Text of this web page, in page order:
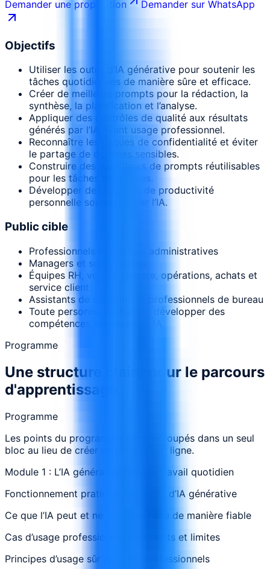
Demander une proposition Demander sur WhatsApp
Objectifs
Utiliser les outils d’IA générative pour soutenir les
tâches quotidiennes de manière sûre et efficace.
Créer de meilleurs prompts pour la rédaction, la
synthèse, la planification et l’analyse.
Appliquer des contrôles de qualité aux résultats
générés par l’IA avant usage professionnel.
Reconnaître les risques de confidentialité et éviter
le partage de données sensibles.
Construire des workflows de prompts réutilisables
pour les tâches fréquentes.
Développer des routines de productivité
personnelle soutenues par l’IA.
Public cible
Professionnels et équipes administratives
Managers et superviseurs
Équipes RH, ventes, finance, opérations, achats et
service client
Assistants de direction et professionnels de bureau
Toute personne souhaitant développer des
compétences pratiques en IA
Programme
Une structure claire pour le parcours
d'apprentissage.
Programme
Les points du programme sont regroupés dans un seul
bloc au lieu de créer un module par ligne.
Module 1 : L’IA générative dans le travail quotidien
Fonctionnement pratique des outils d’IA générative
Ce que l’IA peut et ne peut pas faire de manière fiable
Cas d’usage professionnels fréquents et limites
Principes d’usage sûr pour les professionnels